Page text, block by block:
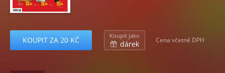
KOUPIT ZA 20 KČ Koupit jako
dárek Cena včetně DPH